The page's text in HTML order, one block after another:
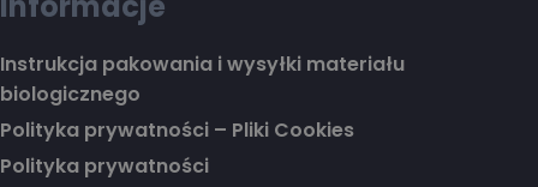
Instrukcja pakowania i wysyłki materiału
biologicznego
Polityka prywatności – Pliki Cookies
Polityka prywatności